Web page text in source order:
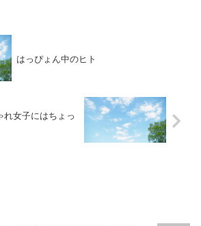
はっぴょん中のヒト
れ女子にはちょっ